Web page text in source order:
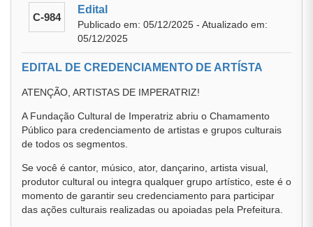
C-984
Edital
Publicado em: 05/12/2025 - Atualizado em:
05/12/2025
EDITAL DE CREDENCIAMENTO DE ARTÍSTA
ATENÇÃO, ARTISTAS DE IMPERATRIZ!
A Fundação Cultural de Imperatriz abriu o Chamamento
Público para credenciamento de artistas e grupos culturais
de todos os segmentos.
Se você é cantor, músico, ator, dançarino, artista visual,
produtor cultural ou integra qualquer grupo artístico, este é o
momento de garantir seu credenciamento para participar
das ações culturais realizadas ou apoiadas pela Prefeitura.